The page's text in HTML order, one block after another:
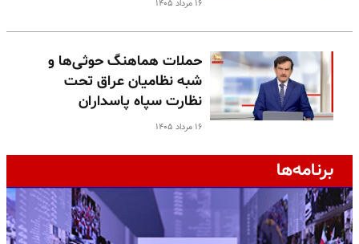
۱۶ مرداد ۱۴۰۵
حملات هماهنگ حوثی‌ها و
شبه نظامیان عراق تحت
نظارت سپاه پاسداران
۱۶ مرداد ۱۴۰۵
برنامه‌ها